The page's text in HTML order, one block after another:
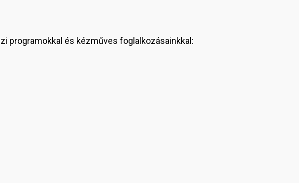
programokkal és kézműves foglalkozásainkkal: